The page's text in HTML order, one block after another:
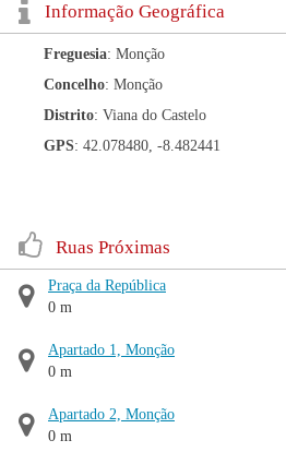
Informação Geográfica
Freguesia: Monção
Concelho: Monção
Distrito: Viana do Castelo
GPS: 42.078480, -8.482441
Ruas Próximas
Praça da República
0 m
Apartado 1, Monção
0 m
Apartado 2, Monção
0 m